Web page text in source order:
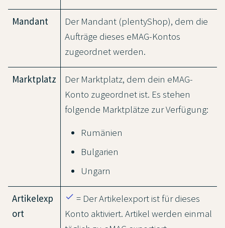
Mandant
Der Mandant (plentyShop), dem die
Aufträge dieses eMAG-Kontos
zugeordnet werden.
Marktplatz
Der Marktplatz, dem dein eMAG-
Konto zugeordnet ist. Es stehen
folgende Marktplätze zur Verfügung:
Rumänien
Bulgarien
Ungarn
Artikelexp
ort
done = Der Artikelexport ist für dieses
Konto aktiviert. Artikel werden einmal